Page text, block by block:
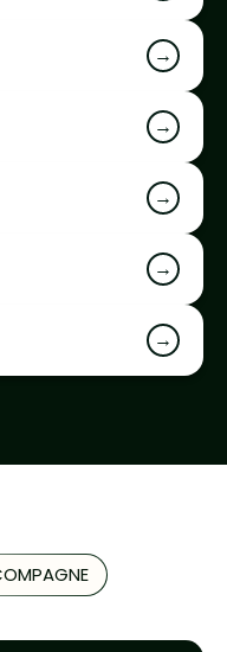
→
→
→
→
→